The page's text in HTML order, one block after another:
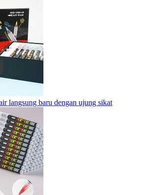
langsung baru dengan ujung sikat